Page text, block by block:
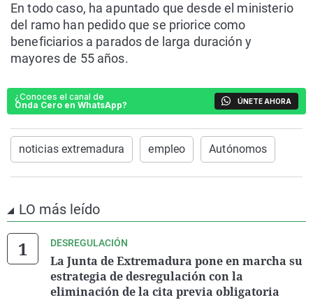
En todo caso, ha apuntado que desde el ministerio
del ramo han pedido que se priorice como
beneficiarios a parados de larga duración y
mayores de 55 años.
¿Conoces el canal de
Onda Cero en WhatsApp?
ÚNETE AHORA
noticias extremadura empleo Autónomos
LO más leído
DESREGULACIÓN
La Junta de Extremadura pone en marcha su
estrategia de desregulación con la
eliminación de la cita previa obligatoria